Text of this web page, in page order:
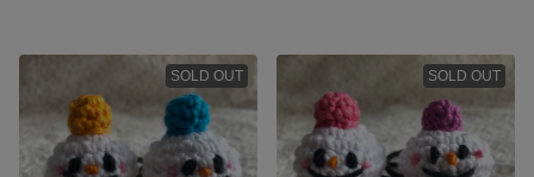
SOLD OUT SOLD OUT